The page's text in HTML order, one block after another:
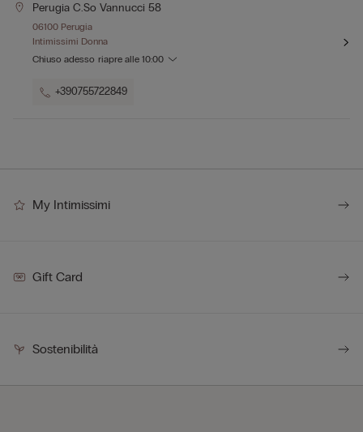
Perugia C.so Vannucci 58
06100 Perugia
Intimissimi Donna
Chiuso adesso riapre alle 10:00
+390755722849
My Intimissimi
Gift Card
Sostenibilità